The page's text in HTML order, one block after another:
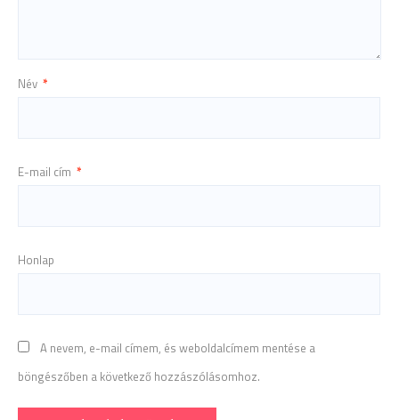
Név *
E-mail cím *
Honlap
A nevem, e-mail címem, és weboldalcímem mentése a
böngészőben a következő hozzászólásomhoz.